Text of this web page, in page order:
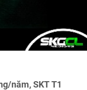
năm, SKT T1